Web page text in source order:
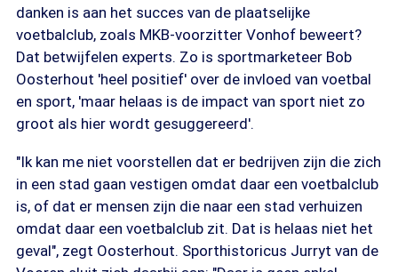
danken is aan het succes van de plaatselijke
voetbalclub, zoals MKB-voorzitter Vonhof beweert?
Dat betwijfelen experts. Zo is sportmarketeer Bob
Oosterhout 'heel positief' over de invloed van voetbal
en sport, 'maar helaas is de impact van sport niet zo
groot als hier wordt gesuggereerd'.
"Ik kan me niet voorstellen dat er bedrijven zijn die zich
in een stad gaan vestigen omdat daar een voetbalclub
is, of dat er mensen zijn die naar een stad verhuizen
omdat daar een voetbalclub zit. Dat is helaas niet het
geval", zegt Oosterhout. Sporthistoricus Jurryt van de